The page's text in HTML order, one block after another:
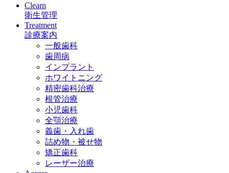
Clearn
衛生管理
Treatment
診療案内
一般歯科
歯周病
インプラント
ホワイトニング
精密歯科治療
根管治療
小児歯科
全顎治療
義歯・入れ歯
詰め物・被せ物
矯正歯科
レーザー治療